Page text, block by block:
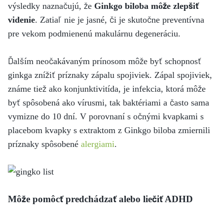
výsledky naznačujú, že Ginkgo biloba môže zlepšiť
videnie. Zatiaľ nie je jasné, či je skutočne preventívna
pre vekom podmienenú makulárnu degeneráciu.
Ďalším neočakávaným prínosom môže byť schopnosť
ginkga znížiť príznaky zápalu spojiviek. Zápal spojiviek,
známe tiež ako konjunktivitída, je infekcia, ktorá môže
byť spôsobená ako vírusmi, tak baktériami a často sama
vymizne do 10 dní. V porovnaní s očnými kvapkami s
placebom kvapky s extraktom z Ginkgo biloba zmiernili
príznaky spôsobené alergiami.
Môže pomôcť predchádzať alebo liečiť ADHD